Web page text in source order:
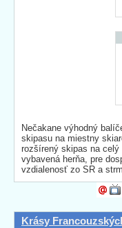
Nečakane výhodný
skipasu na miestny
rozšírený skipas na celý
vybavená herňa, pre
vzdialenosť zo SR a
Krásy